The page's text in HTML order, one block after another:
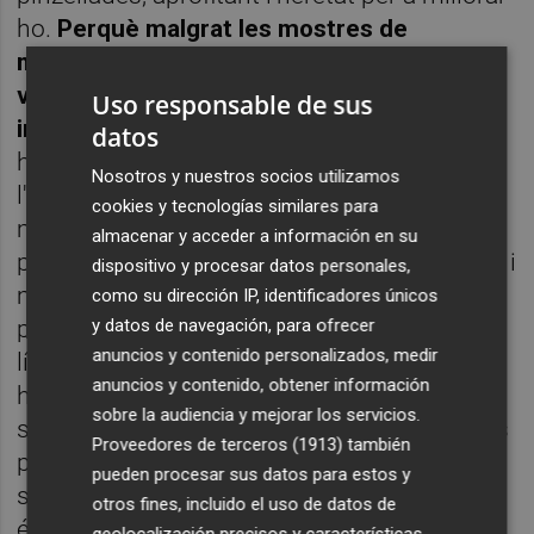
ho. Perquè malgrat les mostres de
menyspreu cap a Celades que segueixen
veient-se en l'ambient, no s'ha limitat a
imitar, o seguir, el camí de Marcelino.
ha treball propi. Ha introduït als jugadors en
l'univers que dominen, i en el qual es senten
més còmodes i segurs, però donant-li el seu
propi segell. És un VCF més versàtil en atac, i
més fluït. Fins i tot el 4-4-2 mutant funciona
prou bé. El seu èxit estarà en mantindre dita
línia. Perquè el problema de Celades és
haver aterrat com un paracaigudista en este
sarao. Sense temps per a entrenar (amb tres
partits a la setmana, més parons de
seleccions on es perd el 60% de la plantilla)
Uso responsable de sus
datos
Nosotros y nuestros socios utilizamos
cookies y tecnologías similares para
almacenar y acceder a información en su
dispositivo y procesar datos personales,
como su dirección IP, identificadores únicos
y datos de navegación, para ofrecer
anuncios y contenido personalizados, medir
anuncios y contenido, obtener información
sobre la audiencia y mejorar los servicios.
Proveedores de terceros (1913) también
pueden procesar sus datos para estos y
otros fines, incluido el uso de datos de